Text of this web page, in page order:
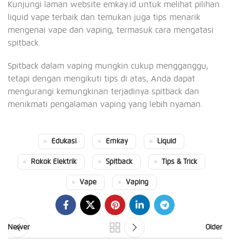
Kunjungi laman website emkay.id untuk melihat pilihan
liquid vape terbaik dan temukan juga tips menarik
mengenai vape dan vaping, termasuk cara mengatasi
spitback.
Spitback dalam vaping mungkin cukup mengganggu,
tetapi dengan mengikuti tips di atas, Anda dapat
mengurangi kemungkinan terjadinya spitback dan
menikmati pengalaman vaping yang lebih nyaman.
Edukasi Emkay Liquid
Rokok Elektrik Spitback Tips & Trick
Vape Vaping
Newer Older